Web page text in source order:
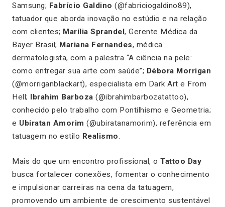
Samsung; Fabrício Galdino (@fabriciogaldino89),
tatuador que aborda inovação no estúdio e na relação
com clientes; Marília Sprandel, Gerente Médica da
Bayer Brasil; Mariana Fernandes, médica
dermatologista, com a palestra “A ciência na pele:
como entregar sua arte com saúde”; Débora Morrigan
(@morriganblackart), especialista em Dark Art e From
Hell; Ibrahim Barboza (@ibrahimbarbozatattoo),
conhecido pelo trabalho com Pontilhismo e Geometria;
e Ubiratan Amorim (@ubiratanamorim), referência em
tatuagem no estilo Realismo.
Mais do que um encontro profissional, o Tattoo Day
busca fortalecer conexões, fomentar o conhecimento
e impulsionar carreiras na cena da tatuagem,
promovendo um ambiente de crescimento sustentável